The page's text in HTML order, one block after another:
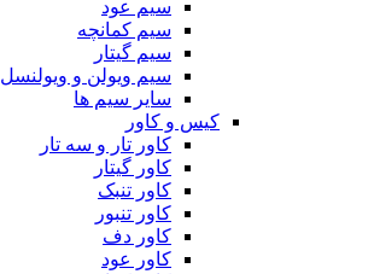
سیم عود
سیم کمانچه
سیم گیتار
سیم ویولن و ویولنسل
سایر سیم ها
کیس و کاور
کاور تار و سه تار
کاور گیتار
کاور تنبک
کاور تنبور
کاور دف
کاور عود